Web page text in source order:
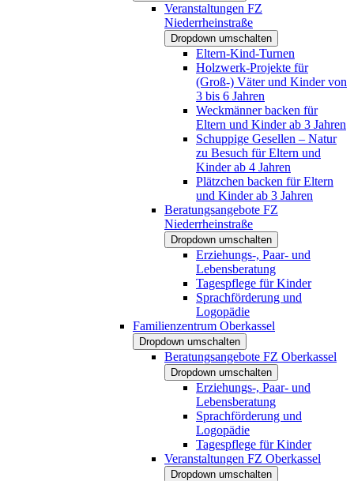
Veranstaltungen FZ
Niederrheinstraße
Dropdown umschalten
Eltern-Kind-Turnen
Holzwerk-Projekte für
(Groß-) Väter und Kinder von
3 bis 6 Jahren
Weckmänner backen für
Eltern und Kinder ab 3 Jahren
Schuppige Gesellen – Natur
zu Besuch für Eltern und
Kinder ab 4 Jahren
Plätzchen backen für Eltern
und Kinder ab 3 Jahren
Beratungsangebote FZ
Niederrheinstraße
Dropdown umschalten
Erziehungs-, Paar- und
Lebensberatung
Tagespflege für Kinder
Sprachförderung und
Logopädie
Familienzentrum Oberkassel
Dropdown umschalten
Beratungsangebote FZ Oberkassel
Dropdown umschalten
Erziehungs-, Paar- und
Lebensberatung
Sprachförderung und
Logopädie
Tagespflege für Kinder
Veranstaltungen FZ Oberkassel
Dropdown umschalten